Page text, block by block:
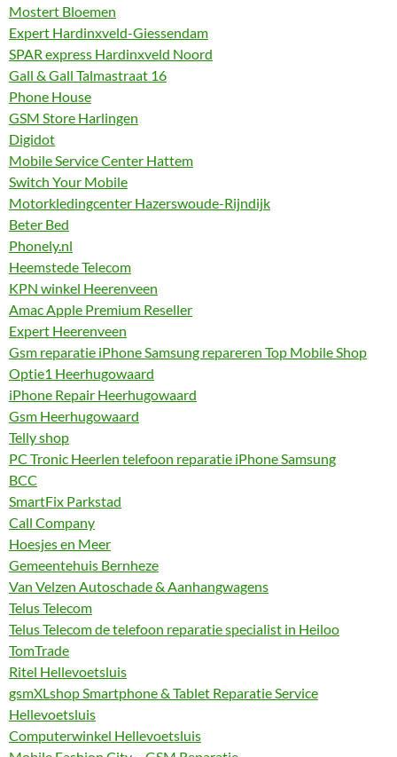
Mostert Bloemen
Expert Hardinxveld-Giessendam
SPAR express Hardinxveld Noord
Gall & Gall Talmastraat 16
Phone House
GSM Store Harlingen
Digidot
Mobile Service Center Hattem
Switch Your Mobile
Motorkledingcenter Hazerswoude-Rijndijk
Beter Bed
Phonely.nl
Heemstede Telecom
KPN winkel Heerenveen
Amac Apple Premium Reseller
Expert Heerenveen
Gsm reparatie iPhone Samsung repareren Top Mobile Shop
Optie1 Heerhugowaard
iPhone Repair Heerhugowaard
Gsm Heerhugowaard
Telly shop
PC Tronic Heerlen telefoon reparatie iPhone Samsung
BCC
SmartFix Parkstad
Call Company
Hoesjes en Meer
Gemeentehuis Bernheze
Van Velzen Autoschade & Aanhangwagens
Telus Telecom
Telus Telecom de telefoon reparatie specialist in Heiloo
TomTrade
Ritel Hellevoetsluis
gsmXLshop Smartphone & Tablet Reparatie Service
Hellevoetsluis
Computerwinkel Hellevoetsluis